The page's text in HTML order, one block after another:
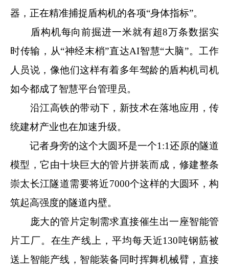
器，正在精准捕捉盾构机的各项“身体指标”。
盾构机每向前掘进一米就有超8万条数据实
时传输，从“神经末梢”直达AI智慧“大脑”。工作
人员说，像他们这样有着多年驾龄的盾构机司机
如今都成了智慧平台管理员。
沿江高铁的带动下，新技术在落地应用，传
统建材产业也在加速升级。
记者身旁的这个大圆环是一个1:1还原的隧道
模型，它由十块巨大的管片拼装而成，修建整条
崇太长江隧道需要将近7000个这样的大圆环，构
筑起高强度的隧道内壁。
庞大的管片定制需求直接催生出一座智能管
片工厂。在生产线上，平均每天近130吨钢筋被
送上智能产线，智能装备同时挥舞机械臂，直接